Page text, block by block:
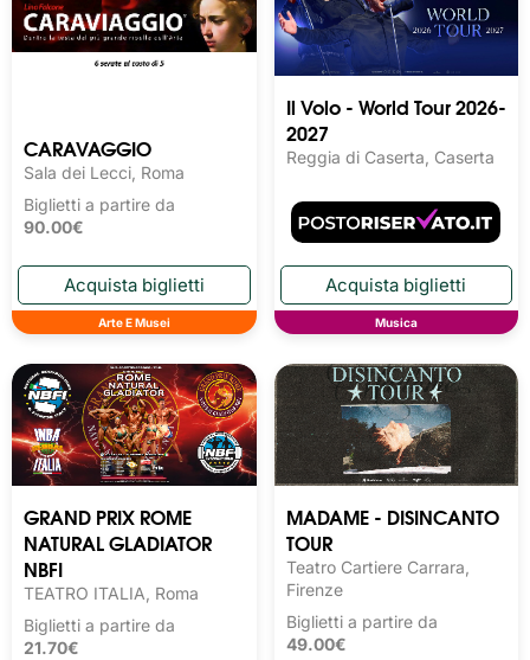
CARAVAGGIO
Sala dei Lecci, Roma
Biglietti a partire da
90.00€
Arte E Musei
Il Volo - World Tour 2026-
2027
Reggia di Caserta, Caserta
Musica
GRAND PRIX ROME
NATURAL GLADIATOR
NBFI
TEATRO ITALIA, Roma
Biglietti a partire da
21.70€
MADAME - DISINCANTO
TOUR
Teatro Cartiere Carrara,
Firenze
Biglietti a partire da
49.00€